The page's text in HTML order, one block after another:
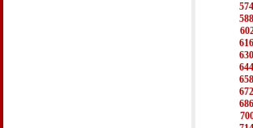
574
588
616
630
644
658
672
686